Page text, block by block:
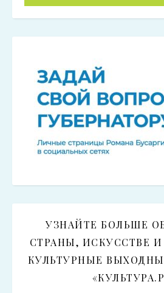
УЗНАЙТЕ БОЛЬШЕ
СТРАНЫ, ИСКУССТВЕ
КУЛЬТУРНЫЕ